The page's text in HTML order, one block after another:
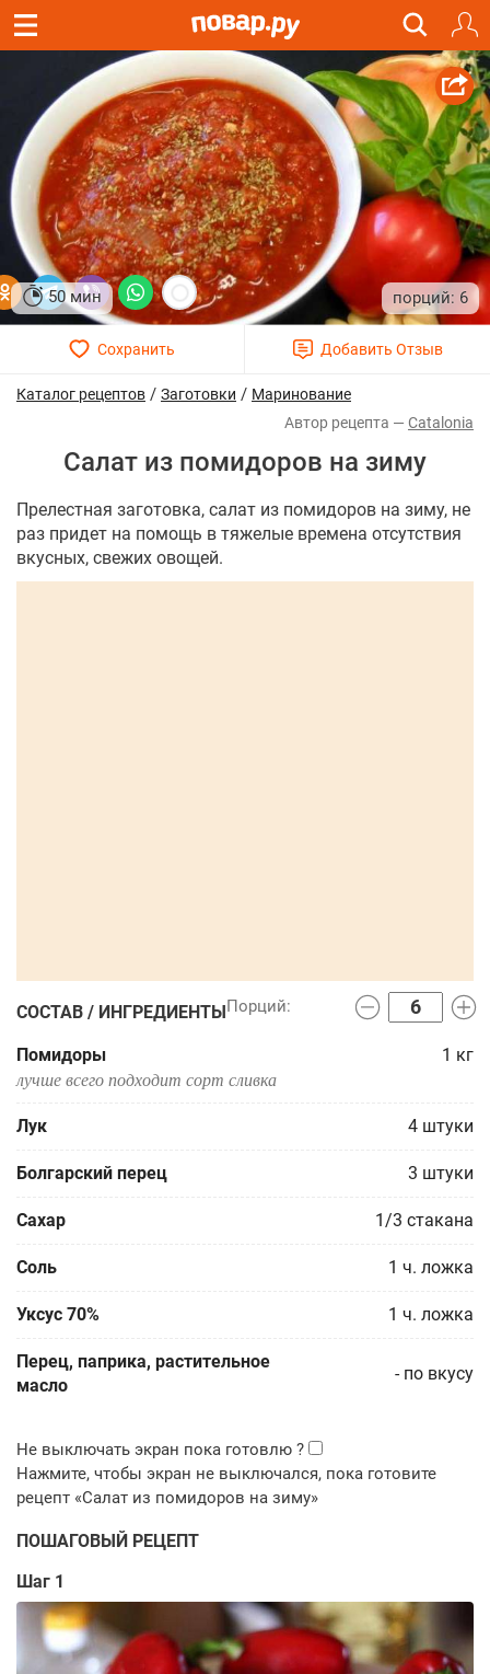
50 мин 6
Каталог рецептов / Заготовки / Маринование
Catalonia
Салат из помидоров на зиму
Прелестная заготовка, салат из помидоров на зиму, не
раз придет на помощь в тяжелые времена отсутствия
вкусных, свежих овощей.
СОСТАВ / ИНГРЕДИЕНТЫ
Помидоры 1 кг
лучше всего подходит сорт сливка
Лук 4 штуки
Болгарский перец 3 штуки
Сахар 1/3 стакана
Соль 1 ч. ложка
Уксус 70% 1 ч. ложка
Перец, паприка, растительное
масло
- по вкусу
ПОШАГОВЫЙ РЕЦЕПТ
Шаг 1